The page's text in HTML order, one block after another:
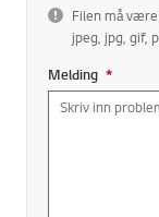
Filen må
jpeg, jpg, gif,
Melding *